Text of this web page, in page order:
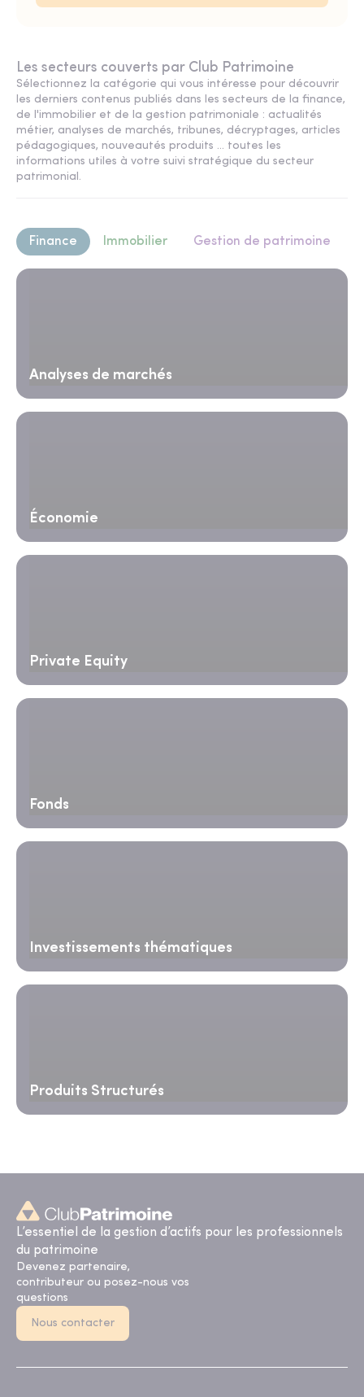
Les secteurs couverts par Club Patrimoine
Sélectionnez la catégorie qui vous intéresse pour découvrir
les derniers contenus publiés dans les secteurs de la finance,
de l'immobilier et de la gestion patrimoniale : actualités
métier, analyses de marchés, tribunes, décryptages, articles
pédagogiques, nouveautés produits ... toutes les
informations utiles à votre suivi stratégique du secteur
patrimonial.
Finance Immobilier Gestion de patrimoine
Analyses de marchés
Économie
Private Equity
Fonds
Investissements thématiques
Produits Structurés
L’essentiel de la gestion d’actifs pour les professionnels
du patrimoine
Devenez partenaire,
contributeur ou posez-nous vos
questions
Nous contacter